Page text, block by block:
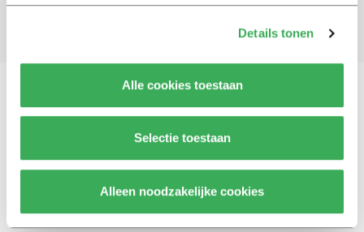
Details tonen
Alle cookies toestaan
Selectie toestaan
Alleen noodzakelijke cookies
Aanmelden
Vragen, opmerkingen of tips?
© 2026 -Over ons Disclaimer Adverteren Werken bij Contact